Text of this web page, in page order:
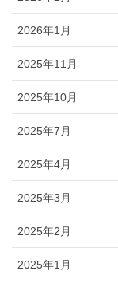
2026年1月
2025年11月
2025年10月
2025年7月
2025年4月
2025年3月
2025年2月
2025年1月